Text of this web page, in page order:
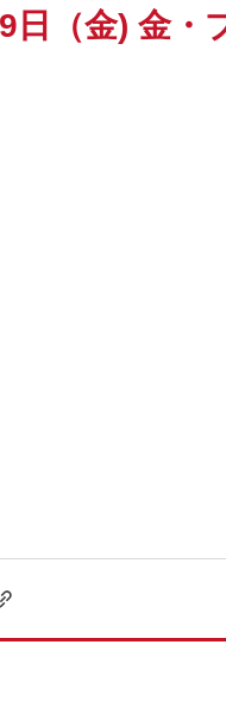
日（金) 金・